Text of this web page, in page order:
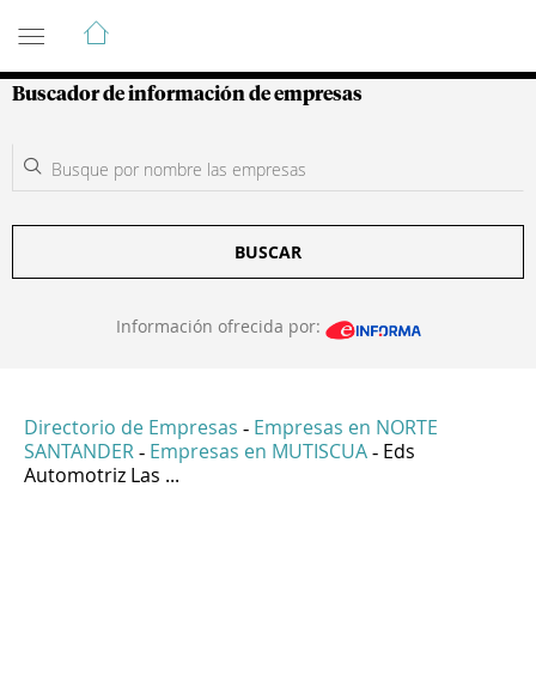
Guía de Empresas Colombianas
Buscador de información de empresas
BUSCAR
Información ofrecida por:
Directorio de Empresas - Empresas en NORTE
SANTANDER - Empresas en MUTISCUA - Eds
Automotriz Las ...